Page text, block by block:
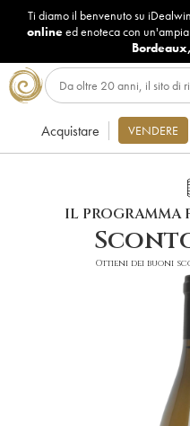
Ti diamo il benvenuto su
onlineed enoteca con
Bordeaux,
Acquistare VENDERE
IL PROGRAMMA
Ottieni dei buoni